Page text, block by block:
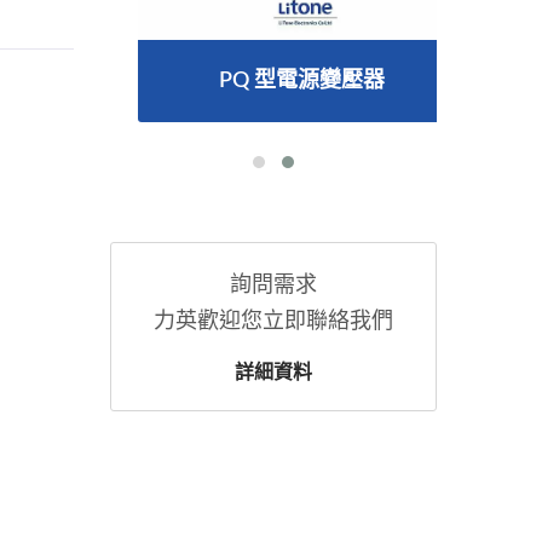
PQ 型電源變壓器
詢問需求
力英歡迎您立即聯絡我們
詳細資料